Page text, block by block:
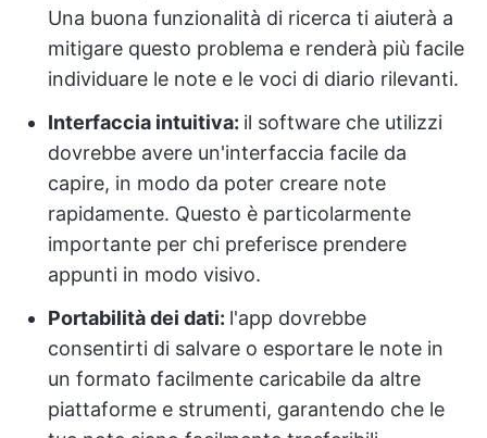
Una buona funzionalità di ricerca ti aiuterà a
mitigare questo problema e renderà più facile
individuare le note e le voci di diario rilevanti.
Interfaccia intuitiva: il software che utilizzi
dovrebbe avere un'interfaccia facile da
capire, in modo da poter creare note
rapidamente. Questo è particolarmente
importante per chi preferisce prendere
appunti in modo visivo.
Portabilità dei dati: l'app dovrebbe
consentirti di salvare o esportare le note in
un formato facilmente caricabile da altre
piattaforme e strumenti, garantendo che le